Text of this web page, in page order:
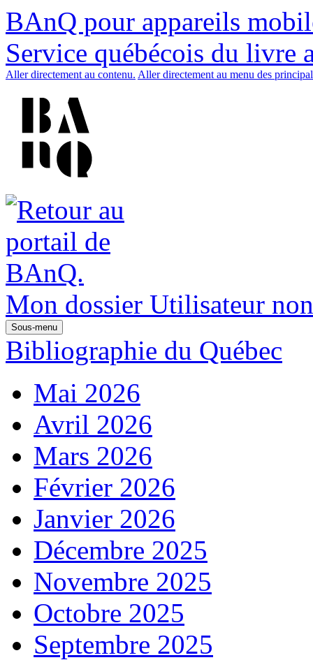
BAnQ pour appareils
Service québécois du livre
Aller directement au contenu. Aller directement au menu des
Mon dossier Utilisateur
Sous-menu
Bibliographie du Québec
Mai 2026
Avril 2026
Mars 2026
Février 2026
Janvier 2026
Décembre 2025
Novembre 2025
Octobre 2025
Septembre 2025